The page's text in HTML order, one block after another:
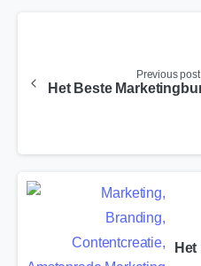
Previous post